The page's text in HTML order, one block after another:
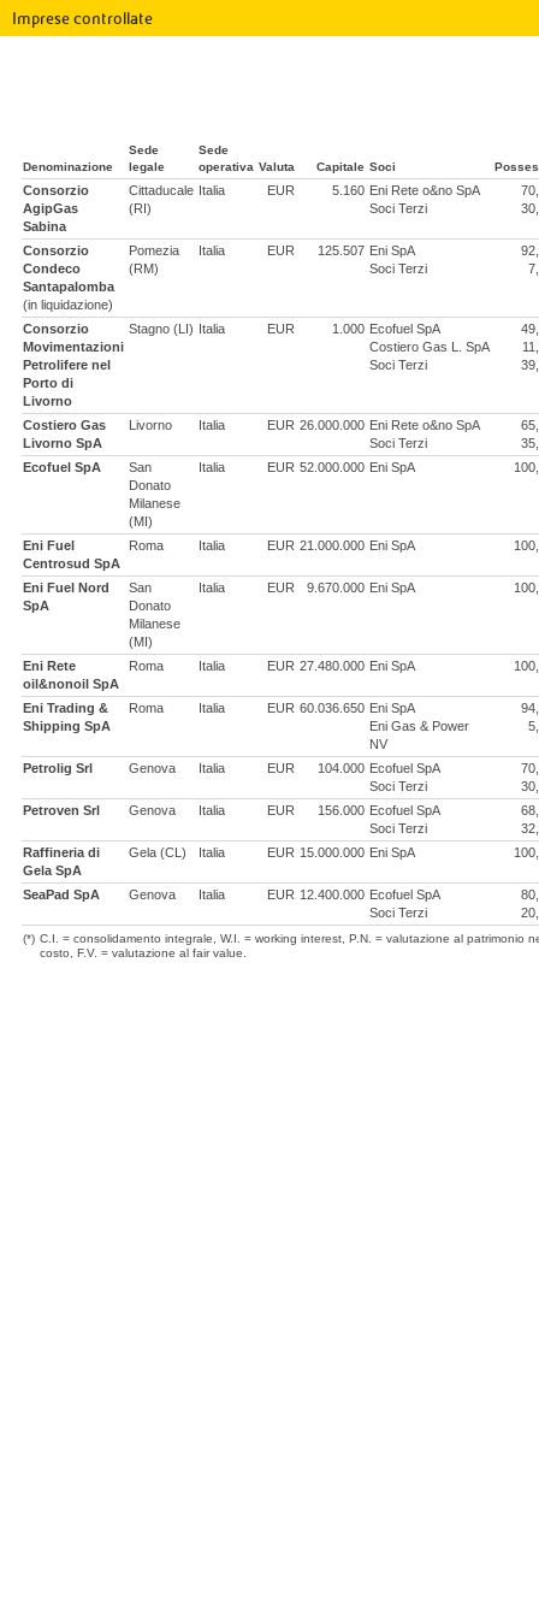
Imprese controllate
Denominazione
Sede
legale
Sede
operativa Valuta Capitale Soci
(*) C.I. = consolidamento integrale, W.I. = working interest, P.N. = valutazione al patrimonio
costo, F.V. = valutazione al fair value.
Consorzio
AgipGas
Sabina
Cittaducale
(RI)
Italia EUR 5.160 Eni Rete o&no SpA
Soci Terzi
Consorzio
Condeco
Santapalomba
(in liquidazione)
Pomezia
(RM)
Italia EUR 125.507 Eni SpA
Soci Terzi
Consorzio
Movimentazioni
Petrolifere nel
Porto di
Livorno
Stagno (LI) Italia EUR 1.000 Ecofuel SpA
Costiero Gas L. SpA
Soci Terzi
Costiero Gas
Livorno SpA
Livorno Italia EUR 26.000.000 Eni Rete o&no SpA
Soci Terzi
Ecofuel SpA
San
Donato
Milanese
(MI)
Italia EUR 52.000.000 Eni SpA
Eni Fuel
Centrosud SpA
Roma Italia EUR 21.000.000 Eni SpA
Eni Fuel Nord
SpA
San
Donato
Milanese
(MI)
Italia EUR 9.670.000 Eni SpA
Eni Rete
oil&nonoil SpA
Roma Italia EUR 27.480.000 Eni SpA
Eni Trading &
Shipping SpA
Roma Italia EUR 60.036.650 Eni SpA
Eni Gas & Power
NV
Petrolig Srl Genova Italia EUR 104.000 Ecofuel SpA
Soci Terzi
Petroven Srl
Genova Italia EUR 156.000 Ecofuel SpA
Soci Terzi
Raffineria di
Gela SpA
Gela (CL) Italia EUR 15.000.000 Eni SpA
SeaPad SpA Genova Italia EUR 12.400.000 Ecofuel SpA
Soci Terzi